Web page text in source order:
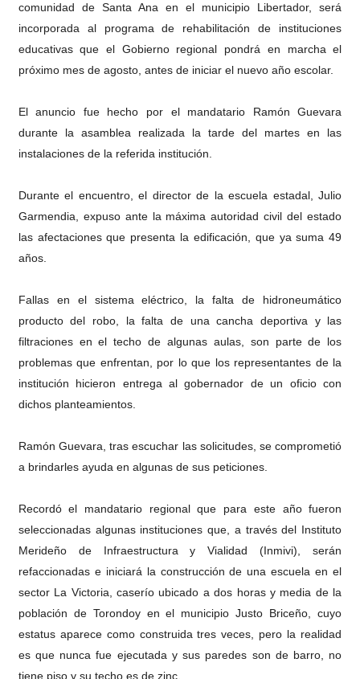
Gobernador Arnaldo Sánchez apadrina a más de 993
comunidad de Santa Ana en el municipio Libertador, será
incorporada al programa de rehabilitación de instituciones
educativas que el Gobierno regional pondrá en marcha el
próximo mes de agosto, antes de iniciar el nuevo año escolar.
El anuncio fue hecho por el mandatario Ramón Guevara
durante la asamblea realizada la tarde del martes en las
instalaciones de la referida institución.
Durante el encuentro, el director de la escuela estadal, Julio
Garmendia, expuso ante la máxima autoridad civil del estado
las afectaciones que presenta la edificación, que ya suma 49
años.
Fallas en el sistema eléctrico, la falta de hidroneumático
producto del robo, la falta de una cancha deportiva y las
filtraciones en el techo de algunas aulas, son parte de los
problemas que enfrentan, por lo que los representantes de la
institución hicieron entrega al gobernador de un oficio con
dichos planteamientos.
Ramón Guevara, tras escuchar las solicitudes, se comprometió
a brindarles ayuda en algunas de sus peticiones.
Recordó el mandatario regional que para este año fueron
seleccionadas algunas instituciones que, a través del Instituto
Merideño de Infraestructura y Vialidad (Inmivi), serán
refaccionadas e iniciará la construcción de una escuela en el
sector La Victoria, caserío ubicado a dos horas y media de la
población de Torondoy en el municipio Justo Briceño, cuyo
estatus aparece como construida tres veces, pero la realidad
es que nunca fue ejecutada y sus paredes son de barro, no
tiene piso y su techo es de zinc.